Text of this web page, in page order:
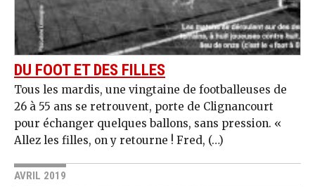
DU FOOT ET DES FILLES
Tous les mardis, une vingtaine de footballeuses de
26 à 55 ans se retrouvent, porte de Clignancourt
pour échanger quelques ballons, sans pression. «
Allez les filles, on y retourne ! Fred, (…)
AVRIL 2019